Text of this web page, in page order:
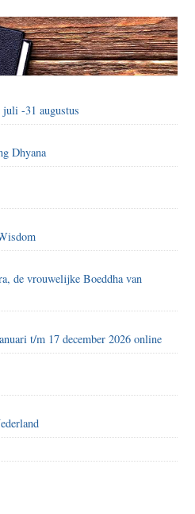
-31 augustus
Dhyana
de vrouwelijke Boeddha van
t/m 17 december 2026 online